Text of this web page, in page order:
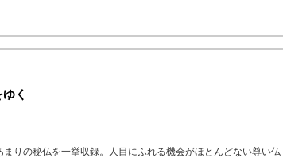
く
りの秘仏を一挙収録。人目にふれる機会がほとんどない尊い仏